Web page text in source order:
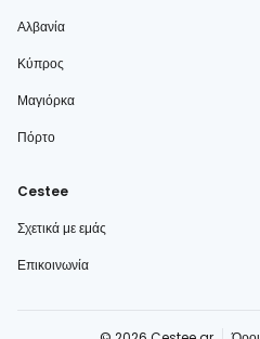
Αλβανία
Κύπρος
Μαγιόρκα
Πόρτο
Cestee
Σχετικά με εμάς
Επικοινωνία